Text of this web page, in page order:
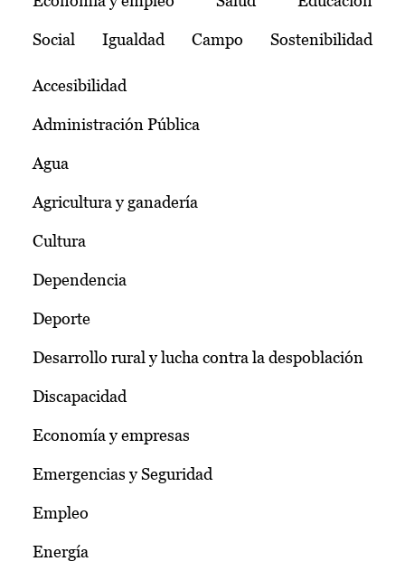
Social Igualdad Campo Sostenibilidad
Accesibilidad
Administración Pública
Agua
Agricultura y ganadería
Cultura
Dependencia
Deporte
Desarrollo rural y lucha contra la despoblación
Discapacidad
Economía y empresas
Emergencias y Seguridad
Empleo
Energía